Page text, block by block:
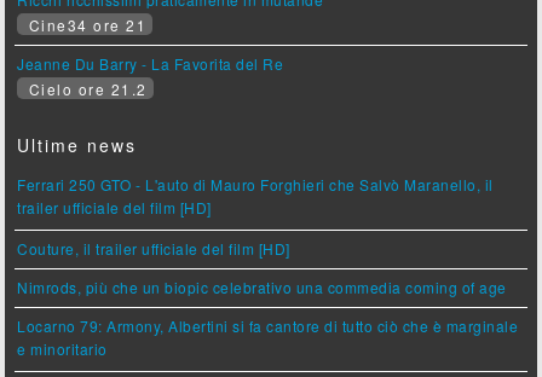
Cine34 ore 21
Jeanne Du Barry - La Favorita del Re
Cielo ore 21.2
Ultime news
Ferrari 250 GTO - L'auto di Mauro Forghieri che Salvò Maranello, il
trailer ufficiale del film [HD]
Couture, il trailer ufficiale del film [HD]
Nimrods, più che un biopic celebrativo una commedia coming of age
Locarno 79: Armony, Albertini si fa cantore di tutto ciò che è marginale
e minoritario